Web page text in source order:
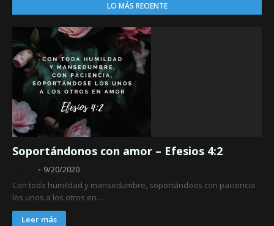
LO MÁS RECIENTE
Soportándonos con amor – Efesios 4:2
9/20/2020
Con toda humildad y mansedumbre, soportándoos con paciencia
los unos a los otros en…
Leer más